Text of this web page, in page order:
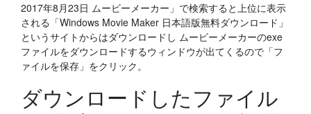
2017年8月23日 ムービーメーカー」で検索すると上位に表示
される「Windows Movie Maker 日本語版無料ダウンロード」
というサイトからはダウンロードし ムービーメーカーのexe
ファイルをダウンロードするウィンドウが出てくるので「フ
ァイルを保存」をクリック。
ダウンロードしたファイル